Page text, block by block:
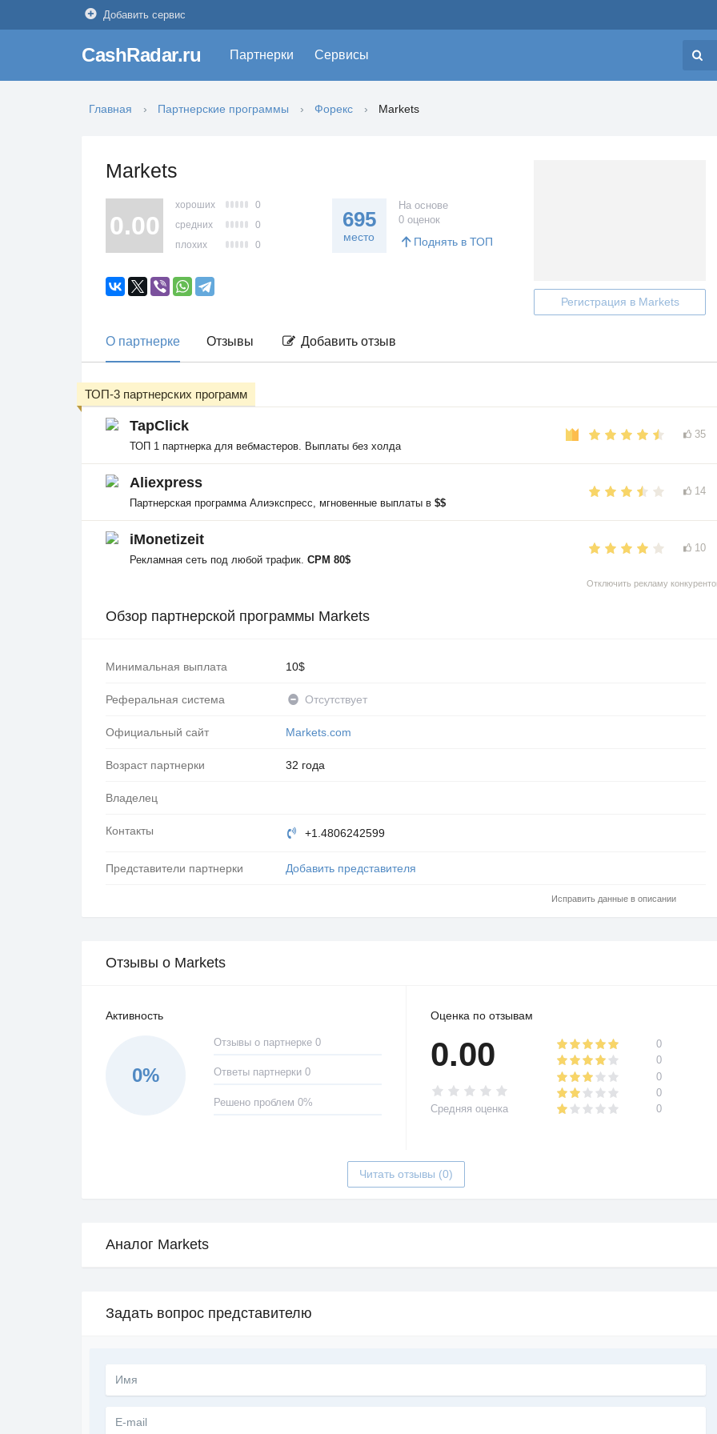
Добавить сервис
CashRadar.ru Партнерки Сервисы
Главная Партнерские программы Форекс Markets
Markets
Регистрация в Markets
0.00
хороших
0
средних
0
плохих
0
695
место
На основе
0 оценок
Поднять в ТОП
О партнерке Отзывы Добавить отзыв
TapClick
ТОП 1 партнерка для вебмастеров. Выплаты без холда
35
ТОП-3 партнерских программ
Aliexpress
Партнерская программа Алиэкспресс, мгновенные выплаты в $$
14
iMonetizeit
Рекламная сеть под любой трафик. CPM 80$
10
Отключить рекламу
Обзор партнерской программы Markets
Минимальная выплата 10$
Реферальная система Отсутствует
Официальный сайт Markets.com
Возраст партнерки 32 года
Владелец
Контакты +1.4806242599
Представители партнерки Добавить представителя
Исправить данные в описании
Отзывы о Markets
Активность
0%
Отзывы о партнерке 0
Ответы партнерки 0
Решено проблем 0%
Оценка по отзывам
0.00
Средняя оценка
0
0
0
0
0
Читать отзывы (0)
Аналог Markets
Задать вопрос представителю